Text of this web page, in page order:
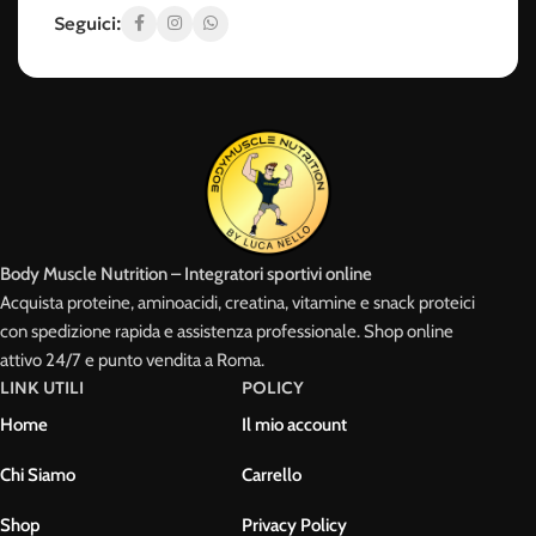
Seguici:
Body Muscle Nutrition – Integratori sportivi online
Acquista proteine, aminoacidi, creatina, vitamine e snack proteici
con spedizione rapida e assistenza professionale. Shop online
attivo 24/7 e punto vendita a Roma.
LINK UTILI
Home
Chi Siamo
Shop
POLICY
Il mio account
Carrello
Privacy Policy